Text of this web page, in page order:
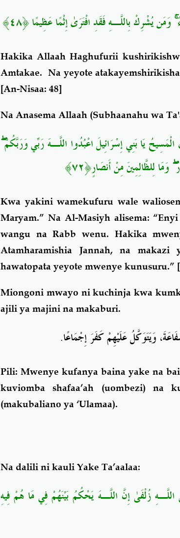
ۚ وَمَن يُشْرِكْ بِاللَّـهِ فَقَدِ افْتَرَىٰ إِثْمًا عَظِيمًا﴿٤٨﴾
Hakika Allaah Haghufurii
Amtakae. Na yeyote
[An-Nisaa: 48]
Na Anasema Allaah (Subhaanahu wa
الْمَسِيحُ يَا بَنِي إِسْرَائِيلَ اعْبُدُوا اللَّـهَ رَبِّي وَرَبَّكُمْۖ
ۖ وَمَا لِلظَّالِمِينَ مِنْ أَنصَارٍ﴿٧٢﴾
Kwa yakini wamekufuru wale
Maryam.” Na Al-Masiyh alisema:
wangu na Rabb wenu. Hakika
Atamharamishia Jannah, na
hawatopata yeyote mwenye kunusuru.”
Miongoni mwayo ni kuchinja kwa
ajili ya majini na makaburi.
وَيَتَوَكَّلُ عَلَيْهِمْ كَفَرَ إِجْمَاعًا.
Pili:Mwenye kufanya baina yake na
kuviomba shafaa’ah (uombezi) na
(makubaliano ya ‘Ulamaa).
Na dalili ni kauli Yake Ta’aalaa:
اللَّـهِ زُلْفَىٰ إِنَّ اللَّـهَ يَحْكُمُ بَيْنَهُمْ فِي مَا هُمْ فِيهِ